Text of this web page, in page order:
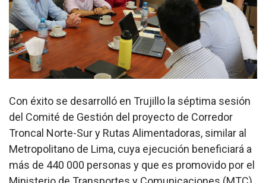
Con éxito se desarrolló en Trujillo la séptima sesión
del Comité de Gestión del proyecto de Corredor
Troncal Norte-Sur y Rutas Alimentadoras, similar al
Metropolitano de Lima, cuya ejecución beneficiará a
más de 440 000 personas y que es promovido por el